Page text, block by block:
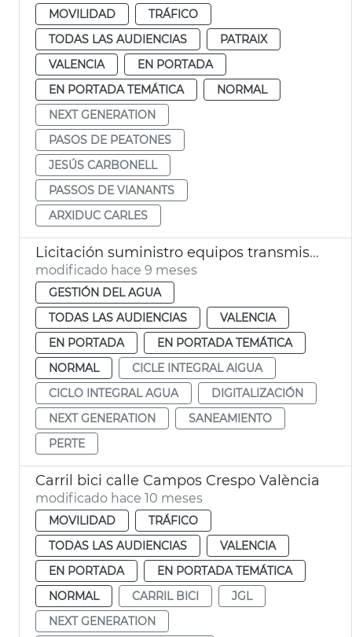
MOVILIDAD
TRÁFICO
TODAS LAS AUDIENCIAS
PATRAIX
VALENCIA
EN PORTADA
EN PORTADA TEMÁTICA
NORMAL
NEXT GENERATION
PASOS DE PEATONES
JESÚS CARBONELL
PASSOS DE VIANANTS
ARXIDUC CARLES
Licitación suministro equipos transmisión digitalización ciclo del agua
modificado hace 9 meses
GESTIÓN DEL AGUA
TODAS LAS AUDIENCIAS
VALENCIA
EN PORTADA
EN PORTADA TEMÁTICA
NORMAL
CICLE INTEGRAL AIGUA
CICLO INTEGRAL AGUA
DIGITALIZACIÓN
NEXT GENERATION
SANEAMIENTO
PERTE
Carril bici calle Campos Crespo València
modificado hace 10 meses
MOVILIDAD
TRÁFICO
TODAS LAS AUDIENCIAS
VALENCIA
EN PORTADA
EN PORTADA TEMÁTICA
NORMAL
CARRIL BICI
JGL
NEXT GENERATION